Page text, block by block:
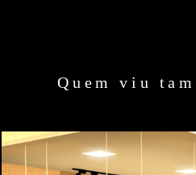
Quem viu